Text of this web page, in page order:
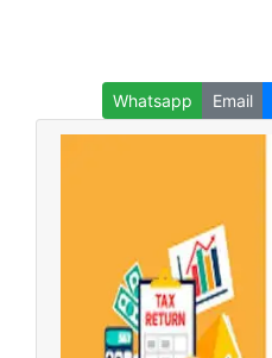
Whatsapp Email